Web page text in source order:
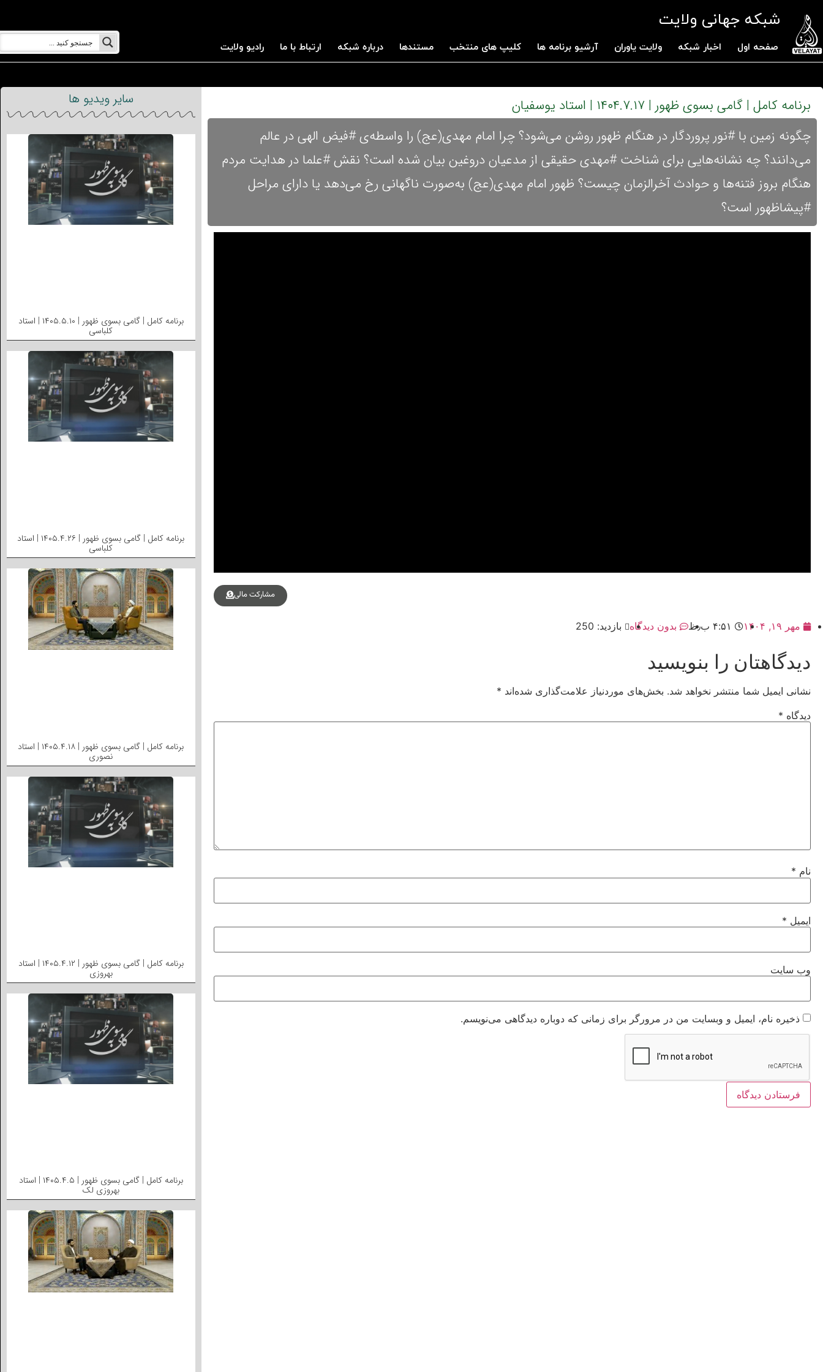
شبکه جهانی ولایت
صفحه اول اخبار شبکه ولایت یاوران آرشیو برنامه ها کلیپ های منتخب مستندها درباره شبکه ارتباط با ما رادیو ولایت
برنامه کامل | گامی بسوی ظهور | ۱۴۰۴.۷.۱۷ | استاد یوسفیان
چگونه زمین با #نور پروردگار در هنگام ظهور روشن می‌شود؟ چرا امام مهدی(عج) را واسطه‌ی #فیض الهی در عالم
می‌دانند؟ چه نشانه‌هایی برای شناخت #مهدی حقیقی از مدعیان دروغین بیان شده است؟ نقش #علما در هدایت مردم
هنگام بروز فتنه‌ها و حوادث آخرالزمان چیست؟ ظهور امام مهدی(عج) به‌صورت ناگهانی رخ می‌دهد یا دارای مراحل
#پیشا‌ظهور است؟
مشارکت مالی
مهر ۱۹, ۱۴۰۴ ۴:۵۱ ب٫ظ بدون دیدگاه بازدید: 250
دیدگاهتان را بنویسید
نشانی ایمیل شما منتشر نخواهد شد. بخش‌های موردنیاز علامت‌گذاری شده‌اند *
دیدگاه *
نام *
ایمیل *
وب‌ سایت
ذخیره نام، ایمیل و وبسایت من در مرورگر برای زمانی که دوباره دیدگاهی می‌نویسم.
سایر ویدیو ها
برنامه کامل | گامی بسوی ظهور | ۱۴۰۵.۵.۱۰ | استاد
کلباسی
برنامه کامل | گامی بسوی ظهور | ۱۴۰۵.۴.۲۶ | استاد
کلباسی
برنامه کامل | گامی بسوی ظهور | ۱۴۰۵.۴.۱۸ | استاد
نصوری
برنامه کامل | گامی بسوی ظهور | ۱۴۰۵.۴.۱۲ | استاد
بهروزی
برنامه کامل | گامی بسوی ظهور | ۱۴۰۵.۴.۵ | استاد
بهروزی لک